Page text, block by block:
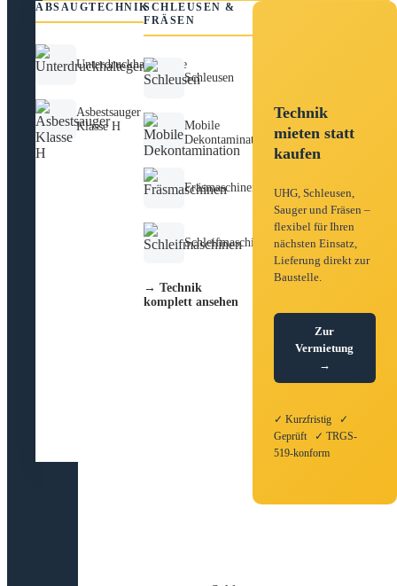
ABSAUGTECHNIK
Unterdruckhaltegeräte
Asbestsauger
Klasse H
SCHLEUSEN &
FRÄSEN
Schleusen
Mobile
Dekontamination
Fräsmaschinen
Schleifmaschinen
→ Technik
komplett ansehen
Technik
mieten statt
kaufen
UHG, Schleusen,
Sauger und Fräsen –
flexibel für Ihren
nächsten Einsatz,
Lieferung direkt zur
Baustelle.
Zur
Vermietung
→
✓ Kurzfristig ✓
Geprüft ✓ TRGS-
519-konform